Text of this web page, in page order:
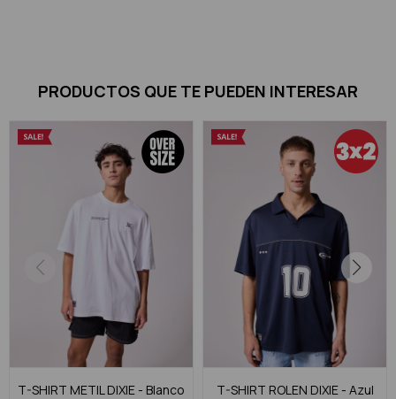
PRODUCTOS QUE TE PUEDEN INTERESAR
T-SHIRT METIL DIXIE - Blanco T-SHIRT ROLEN DIXIE - Azul